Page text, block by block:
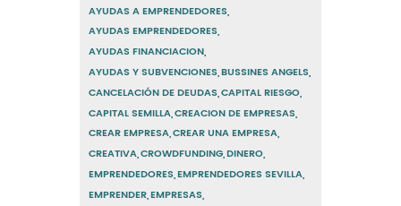
AYUDAS A EMPRENDEDORES
AYUDAS EMPRENDEDORES
AYUDAS FINANCIACION
AYUDAS Y SUBVENCIONES BUSSINES ANGELS
CANCELACIÓN DE DEUDAS CAPITAL RIESGO
CAPITAL SEMILLA CREACION DE EMPRESAS
CREAR EMPRESA CREAR UNA EMPRESA
CREATIVA CROWDFUNDING DINERO
EMPRENDEDORES EMPRENDEDORES SEVILLA
EMPRENDER EMPRESAS